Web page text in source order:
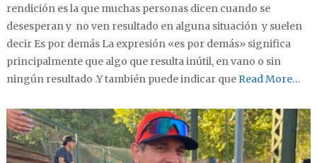
rendición es la que muchas personas dicen cuando se
desesperan y no ven resultado en alguna situación y suelen
decir Es por demás La expresión «es por demás» significa
principalmente que algo que resulta inútil, en vano o sin
ningún resultado .Y también puede indicar queRead More…